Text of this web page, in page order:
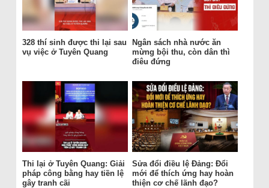
328 thí sinh được thi lại sau
vụ việc ở Tuyên Quang
Ngân sách nhà nước ăn
mừng bội thu, còn dân thì
điêu đứng
Thi lại ở Tuyên Quang: Giải
pháp công bằng hay tiền lệ
gây tranh cãi
Sửa đổi điều lệ Đảng: Đổi
mới để thích ứng hay hoàn
thiện cơ chế lãnh đạo?